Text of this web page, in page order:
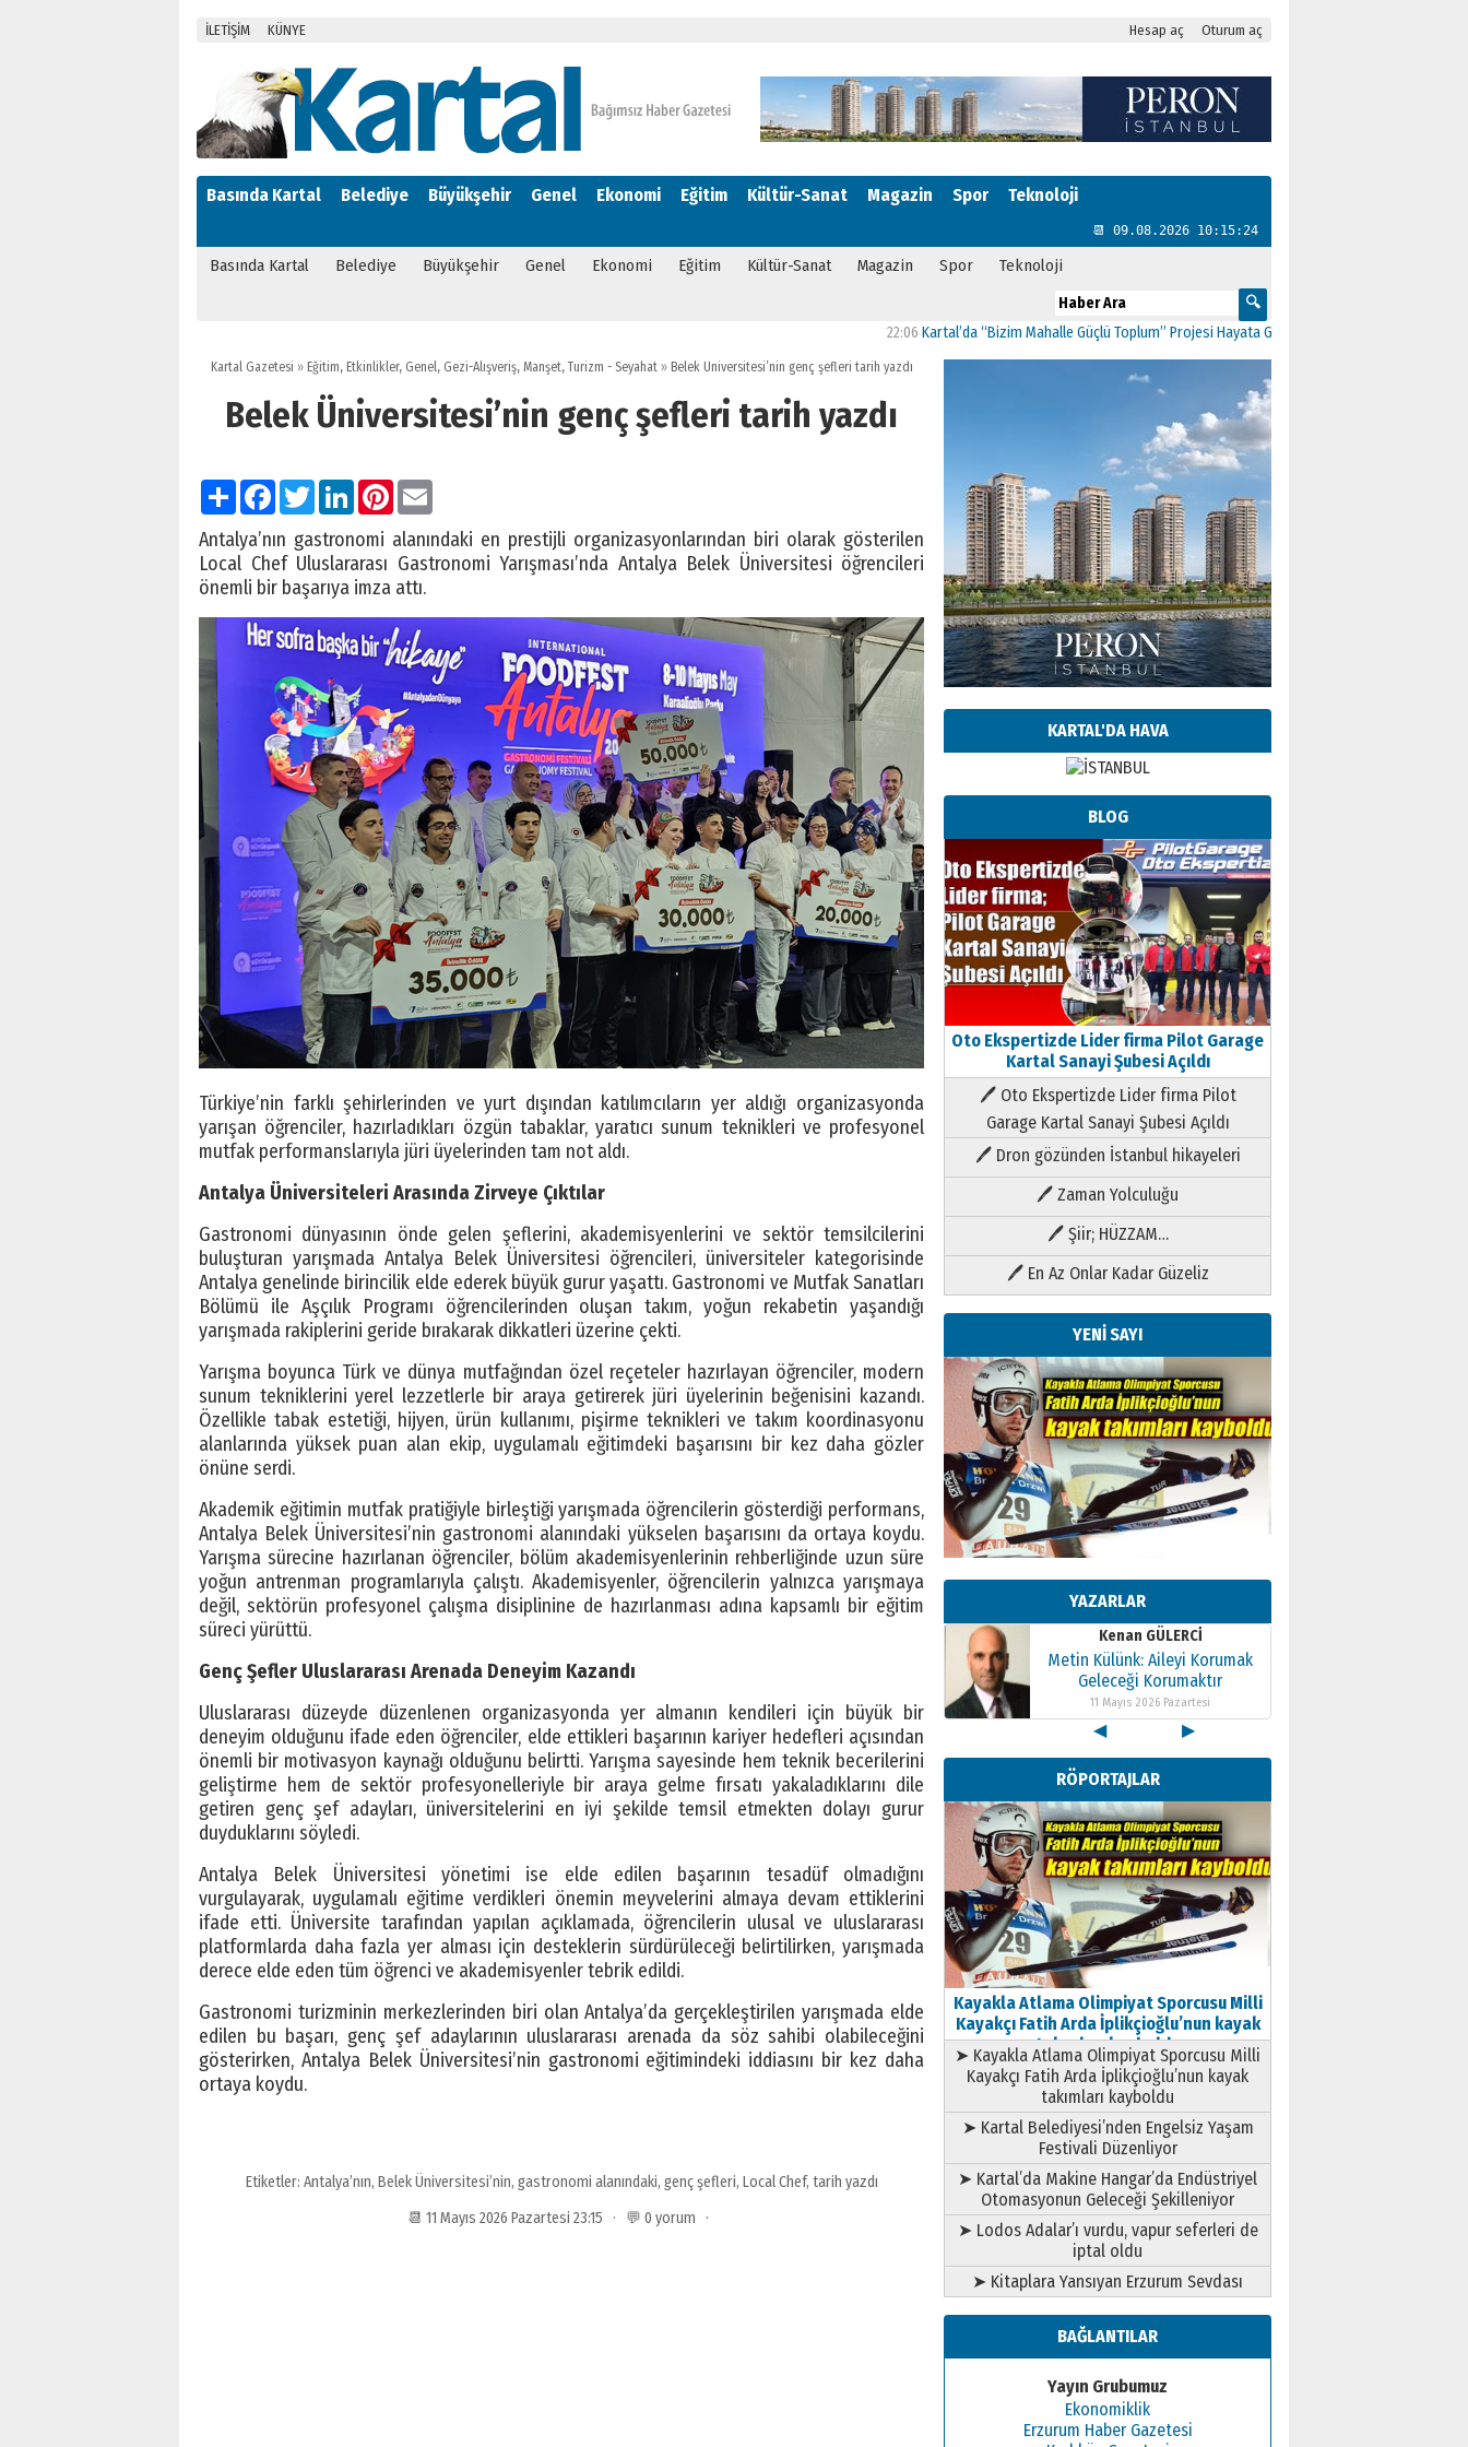
İLETİŞİM KÜNYE Hesap aç Oturum aç
Basında Kartal Belediye Büyükşehir Genel Ekonomi Eğitim Kültür-Sanat Magazin Spor Teknoloji
📆 09.08.2026 10:15:24
Basında Kartal Belediye Büyükşehir Genel Ekonomi Eğitim Kültür-Sanat Magazin Spor Teknoloji
Kartal’da “Bizim Mahalle Güçlü Toplum” Projesi Hayata Geçti 11:41
Kartal Gazetesi » Eğitim, Etkinlikler, Genel, Gezi-Alışveriş, Manşet,Turizm - Seyahat »Belek Üniversitesi’nin genç şefleri tarih yazdı
Belek Üniversitesi’nin genç şefleri tarih yazdı
PaylaşFacebook
TwitterLinkedInPinterest
Antalya’nın gastronomi alanındaki en prestijli organizasyonlarından biri olarak gösterilen
Local Chef Uluslararası Gastronomi Yarışması’nda Antalya Belek Üniversitesi öğrencileri
önemli bir başarıya imza attı.
Türkiye’nin farklı şehirlerinden ve yurt dışından katılımcıların yer aldığı organizasyonda
yarışan öğrenciler, hazırladıkları özgün tabaklar, yaratıcı sunum teknikleri ve profesyonel
mutfak performanslarıyla jüri üyelerinden tam not aldı.
Antalya Üniversiteleri Arasında Zirveye Çıktılar
Gastronomi dünyasının önde gelen şeflerini, akademisyenlerini ve sektör temsilcilerini
buluşturan yarışmada Antalya Belek Üniversitesi öğrencileri, üniversiteler kategorisinde
Antalya genelinde birincilik elde ederek büyük gurur yaşattı. Gastronomi ve Mutfak Sanatları
Bölümü ile Aşçılık Programı öğrencilerinden oluşan takım, yoğun rekabetin yaşandığı
yarışmada rakiplerini geride bırakarak dikkatleri üzerine çekti.
Yarışma boyunca Türk ve dünya mutfağından özel reçeteler hazırlayan öğrenciler, modern
sunum tekniklerini yerel lezzetlerle bir araya getirerek jüri üyelerinin beğenisini kazandı.
Özellikle tabak estetiği, hijyen, ürün kullanımı, pişirme teknikleri ve takım koordinasyonu
alanlarında yüksek puan alan ekip, uygulamalı eğitimdeki başarısını bir kez daha gözler
önüne serdi.
Akademik eğitimin mutfak pratiğiyle birleştiği yarışmada öğrencilerin gösterdiği performans,
Antalya Belek Üniversitesi’nin gastronomi alanındaki yükselen başarısını da ortaya koydu.
Yarışma sürecine hazırlanan öğrenciler, bölüm akademisyenlerinin rehberliğinde uzun süre
yoğun antrenman programlarıyla çalıştı. Akademisyenler, öğrencilerin yalnızca yarışmaya
değil, sektörün profesyonel çalışma disiplinine de hazırlanması adına kapsamlı bir eğitim
süreci yürüttü.
Genç Şefler Uluslararası Arenada Deneyim Kazandı
Uluslararası düzeyde düzenlenen organizasyonda yer almanın kendileri için büyük bir
deneyim olduğunu ifade eden öğrenciler, elde ettikleri başarının kariyer hedefleri açısından
önemli bir motivasyon kaynağı olduğunu belirtti. Yarışma sayesinde hem teknik becerilerini
geliştirme hem de sektör profesyonelleriyle bir araya gelme fırsatı yakaladıklarını dile
getiren genç şef adayları, üniversitelerini en iyi şekilde temsil etmekten dolayı gurur
duyduklarını söyledi.
Antalya Belek Üniversitesi yönetimi ise elde edilen başarının tesadüf olmadığını
vurgulayarak, uygulamalı eğitime verdikleri önemin meyvelerini almaya devam ettiklerini
ifade etti. Üniversite tarafından yapılan açıklamada, öğrencilerin ulusal ve uluslararası
platformlarda daha fazla yer alması için desteklerin sürdürüleceği belirtilirken, yarışmada
derece elde eden tüm öğrenci ve akademisyenler tebrik edildi.
Gastronomi turizminin merkezlerinden biri olan Antalya’da gerçekleştirilen yarışmada elde
edilen bu başarı, genç şef adaylarının uluslararası arenada da söz sahibi olabileceğini
gösterirken, Antalya Belek Üniversitesi’nin gastronomi eğitimindeki iddiasını bir kez daha
ortaya koydu.
Etiketler: Antalya’nın, Belek Üniversitesi’nin, gastronomi alanındaki, genç şefleri, Local Chef, tarih yazdı
📆 11 Mayıs 2026 Pazartesi 23:15 · 💬 0 yorum ·
KARTAL'DA HAVA
BLOG
Oto Ekspertizde Lider firma Pilot Garage
Kartal Sanayi Şubesi Açıldı
🖊 Oto Ekspertizde Lider firma Pilot
Garage Kartal Sanayi Şubesi Açıldı
🖊 Dron gözünden İstanbul hikayeleri
🖊 Zaman Yolculuğu
🖊 Şiir; HÜZZAM…
🖊 En Az Onlar Kadar Güzeliz
YENİ SAYI
YAZARLAR
Kenan GÜLERCİ
Metin Külünk: Aileyi Korumak
Geleceği Korumaktır
11 Mayıs 2026 Pazartesi
Kenan GÜLERCİ
Metin Külünk: Aileyi Korumak
Geleceği Korumaktır
11 Mayıs 2026 Pazartesi
Kenan GÜLERCİ
Metin Külünk: Aileyi Korumak
Geleceği Korumaktır
11 Mayıs 2026 Pazartesi
◀ ▶
RÖPORTAJLAR
Kayakla Atlama Olimpiyat Sporcusu Milli
Kayakçı Fatih Arda İplikçioğlu’nun kayak
takımları kayboldu
➤ Kayakla Atlama Olimpiyat Sporcusu Milli
Kayakçı Fatih Arda İplikçioğlu’nun kayak
takımları kayboldu
➤ Kartal Belediyesi’nden Engelsiz Yaşam
Festivali Düzenliyor
➤ Kartal’da Makine Hangar’da Endüstriyel
Otomasyonun Geleceği Şekilleniyor
➤ Lodos Adalar’ı vurdu, vapur seferleri de
iptal oldu
➤ Kitaplara Yansıyan Erzurum Sevdası
BAĞLANTILAR
Yayın Grubumuz
Ekonomiklik
Erzurum Haber Gazetesi